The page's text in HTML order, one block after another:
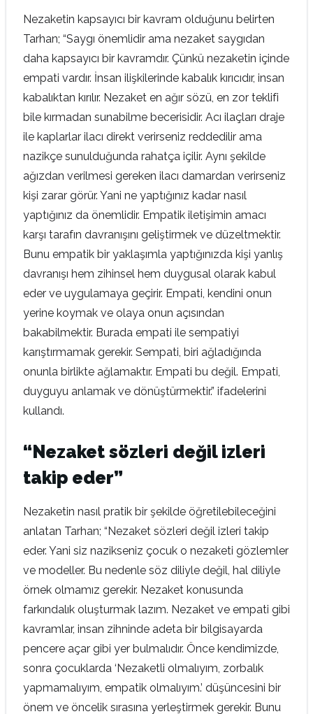
Nezaketin kapsayıcı bir kavram olduğunu belirten
Tarhan; “Saygı önemlidir ama nezaket saygıdan
daha kapsayıcı bir kavramdır. Çünkü nezaketin içinde
empati vardır. İnsan ilişkilerinde kabalık kırıcıdır, insan
kabalıktan kırılır. Nezaket en ağır sözü, en zor teklifi
bile kırmadan sunabilme becerisidir. Acı ilaçları draje
ile kaplarlar ilacı direkt verirseniz reddedilir ama
nazikçe sunulduğunda rahatça içilir. Aynı şekilde
ağızdan verilmesi gereken ilacı damardan verirseniz
kişi zarar görür. Yani ne yaptığınız kadar nasıl
yaptığınız da önemlidir. Empatik iletişimin amacı
karşı tarafın davranışını geliştirmek ve düzeltmektir.
Bunu empatik bir yaklaşımla yaptığınızda kişi yanlış
davranışı hem zihinsel hem duygusal olarak kabul
eder ve uygulamaya geçirir. Empati, kendini onun
yerine koymak ve olaya onun açısından
bakabilmektir. Burada empati ile sempatiyi
karıştırmamak gerekir. Sempati, biri ağladığında
onunla birlikte ağlamaktır. Empati bu değil. Empati,
duyguyu anlamak ve dönüştürmektir.” ifadelerini
kullandı.
“Nezaket sözleri değil izleri
takip eder”
Nezaketin nasıl pratik bir şekilde öğretilebileceğini
anlatan Tarhan; “Nezaket sözleri değil izleri takip
eder. Yani siz nazikseniz çocuk o nezaketi gözlemler
ve modeller. Bu nedenle söz diliyle değil, hal diliyle
örnek olmamız gerekir. Nezaket konusunda
farkındalık oluşturmak lazım. Nezaket ve empati gibi
kavramlar, insan zihninde adeta bir bilgisayarda
pencere açar gibi yer bulmalıdır. Önce kendimizde,
sonra çocuklarda ‘Nezaketli olmalıyım, zorbalık
yapmamalıyım, empatik olmalıyım.’ düşüncesini bir
önem ve öncelik sırasına yerleştirmek gerekir. Bunu